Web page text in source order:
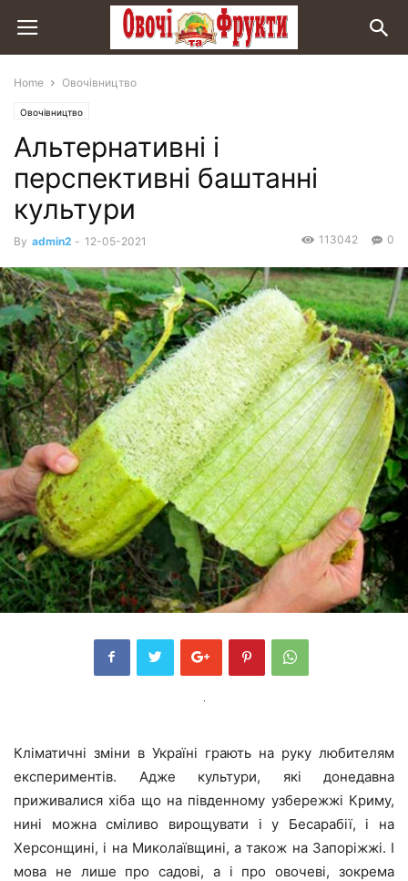
Home Овочівництво
Овочівництво
Альтернативні і
перспективні баштанні
культури
By admin2 - 12-05-2021 0
113042
Кліматичні зміни в Україні грають на руку любителям
експериментів. Адже культури, які донедавна
приживалися хіба що на південному узбережжі Криму,
нині можна сміливо вирощувати і у Бесарабії, і на
Херсонщині, і на Миколаївщині, а також на Запоріжжі. І
мова не лише про садові, а і про овочеві, зокрема